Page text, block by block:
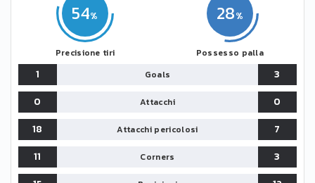
54
Precisione tiri
28
Possesso palla
1 Goals
3
0
Attacchi
0
18
Attacchi pericolosi
7
11
Corners
3